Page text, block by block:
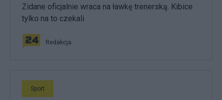
Zidane oficjalnie wraca na ławkę trenerską. Kibice
tylko na to czekali
Redakcja
Sport